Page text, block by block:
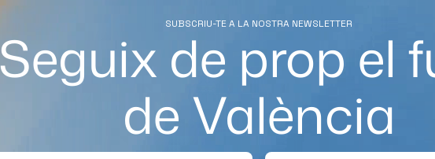
SUBSCRIU-TE A LA NOSTRA NEWSLETTER
Seguix de prop el
de València